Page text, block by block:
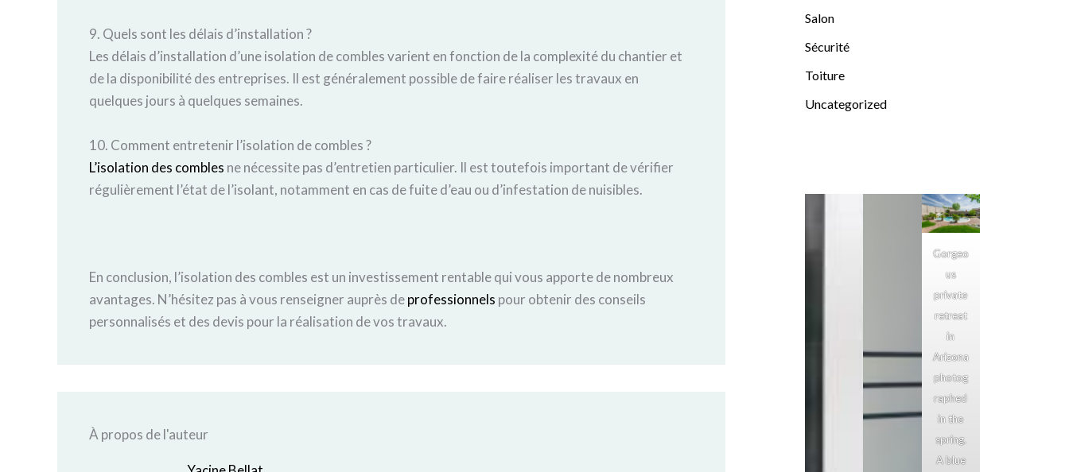
9. Quels sont les délais d’installation ?
Les délais d’installation d’une isolation de combles varient en fonction de la complexité du chantier et
de la disponibilité des entreprises. Il est généralement possible de faire réaliser les travaux en
quelques jours à quelques semaines.
10. Comment entretenir l’isolation de combles ?
L’isolation des combles ne nécessite pas d’entretien particulier. Il est toutefois important de vérifier
régulièrement l’état de l’isolant, notamment en cas de fuite d’eau ou d’infestation de nuisibles.
En conclusion, l’isolation des combles est un investissement rentable qui vous apporte de nombreux
avantages. N’hésitez pas à vous renseigner auprès deprofessionnels pour obtenir des conseils
personnalisés et des devis pour la réalisation de vos travaux.
À propos de l'auteur
Salon
Sécurité
Toiture
Uncategorized
Gorgeo
us
private
retreat
in
Arizona
photog
raphed
in the
spring.
A blue